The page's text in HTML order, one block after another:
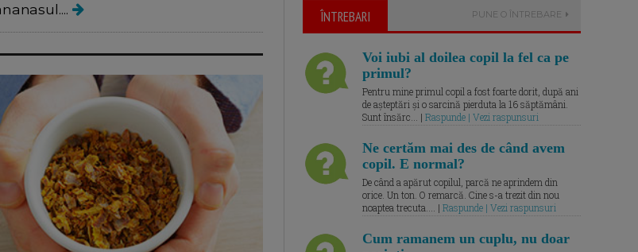
ÎNTREBARI PUNE O ÎNTREBARE
Voi iubi al doilea copil la fel ca pe
primul?
Pentru mine primul copil a fost foarte dorit, după ani
de așteptări și o sarcină pierduta la 16 săptămâni.
Sunt însărc... | Raspunde | Vezi raspunsuri
Ne certăm mai des de când avem
copil. E normal?
De când a apărut copilul, parcă ne aprindem din
orice. Un ton. O remarcă. Cine s-a trezit din nou
noaptea trecuta.... | Raspunde | Vezi raspunsuri
Cum ramanem un cuplu, nu doar